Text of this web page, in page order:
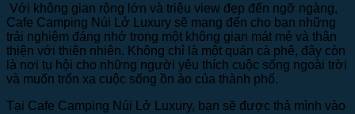
Với không gian rộng lớn và triệu view đẹp đến ngỡ ngàng,
Cafe Camping Núi Lở Luxury sẽ mang đến cho bạn những
trải nghiệm đáng nhớ trong một không gian mát mẻ và thân
thiện với thiên nhiên. Không chỉ là một quán cà phê, đây còn
là nơi tụ hội cho những người yêu thích cuộc sống ngoài trời
và muốn trốn xa cuộc sống ồn ào của thành phố.
Tại Cafe Camping Núi Lở Luxury, bạn sẽ được thả mình vào